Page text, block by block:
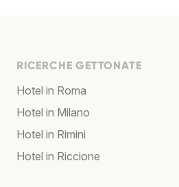
RICERCHE GETTONATE
Hotel in Roma
Hotel in Milano
Hotel in Rimini
Hotel in Riccione